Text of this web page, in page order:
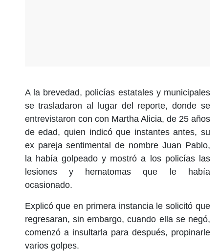
A la brevedad, policías estatales y municipales
se trasladaron al lugar del reporte, donde se
entrevistaron con con Martha Alicia, de 25 años
de edad, quien indicó que instantes antes, su
ex pareja sentimental de nombre Juan Pablo,
la había golpeado y mostró a los policías las
lesiones y hematomas que le había
ocasionado.
Explicó que en primera instancia le solicitó que
regresaran, sin embargo, cuando ella se negó,
comenzó a insultarla para después, propinarle
varios golpes.